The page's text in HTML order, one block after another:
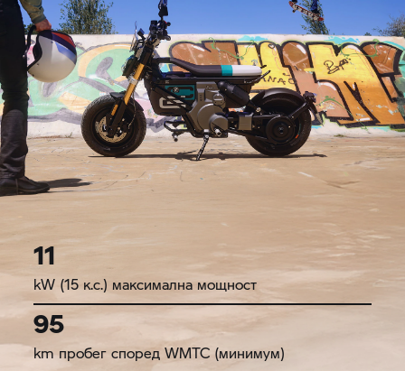
11
kW (15 к.с.) максимална мощност
95
km пробег според WMTC (минимум)